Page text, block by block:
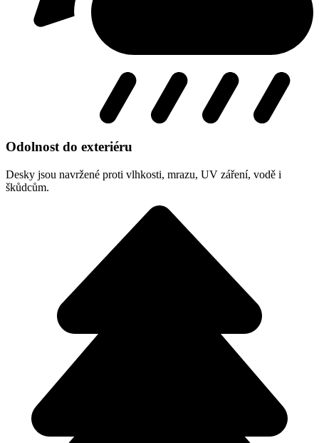
Odolnost do exteriéru
Desky jsou navržené proti vlhkosti, mrazu, UV záření, vodě i
škůdcům.